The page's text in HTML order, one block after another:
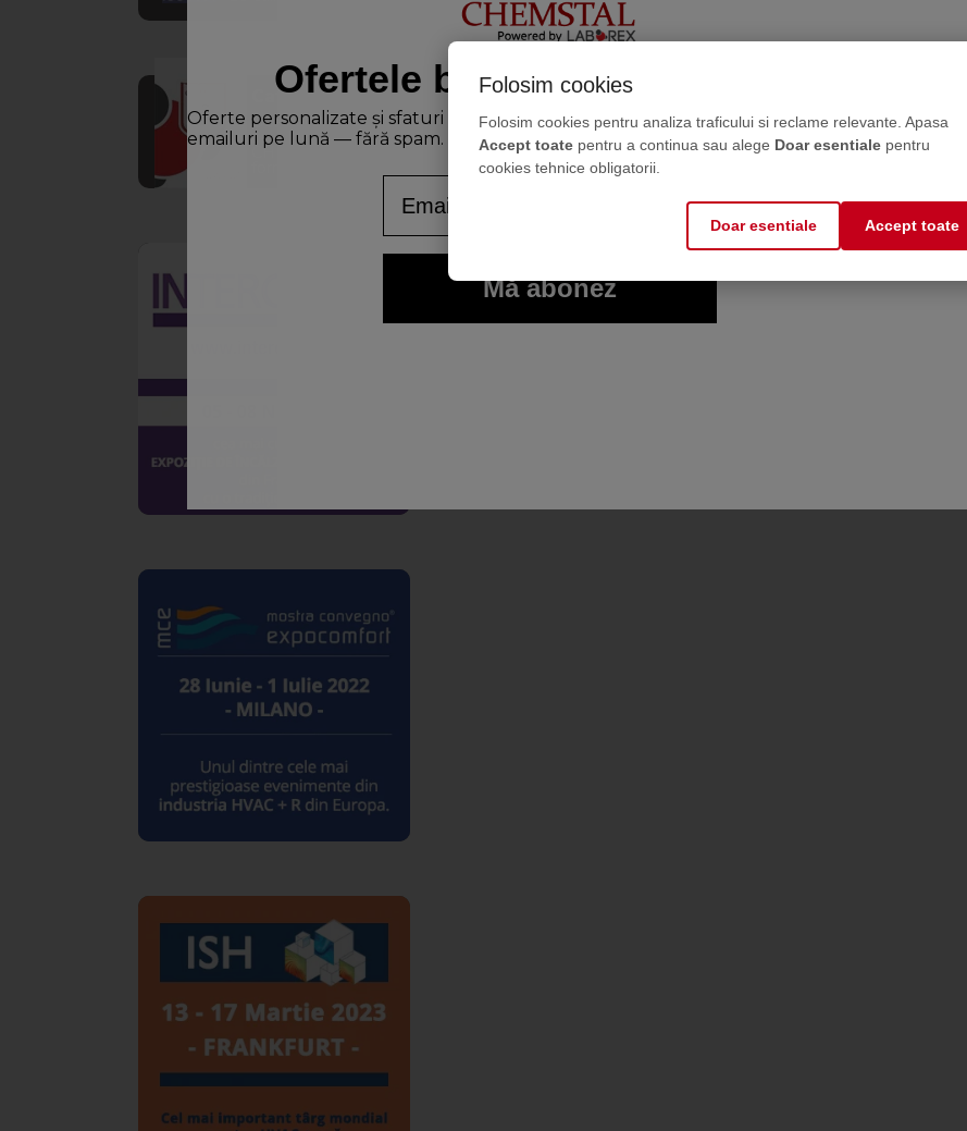
Catalog
Descoperă
produsele
CHEMSTAL în
TERMO PROTECT
T35
- Antigel -25° pentru
74
RON
Folosim cookies
Folosim cookies pentru analiza traficului si reclame relevante. Apasa
Accept toate pentru a continua sau alege Doar esentiale pentru
cookies tehnice obligatorii.
Doar esentiale Accept toate
Ofertele bune, direct în inbox
Oferte personalizate și sfaturi de întreținere direct de la producător. Maximum 2-3
emailuri pe lună — fără spam.
Mă abonez